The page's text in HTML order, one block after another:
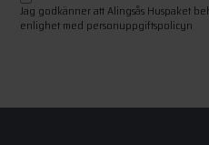
Jag godkänner att Alingsås Huspaket
enlighet med personuppgiftspolicyn